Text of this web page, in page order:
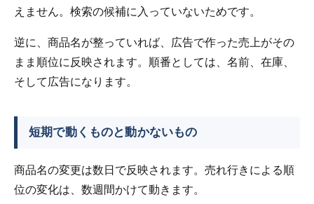
えません。検索の候補に入っていないためです。
逆に、商品名が整っていれば、広告で作った売上がその
まま順位に反映されます。順番としては、名前、在庫、
そして広告になります。
短期で動くものと動かないもの
商品名の変更は数日で反映されます。売れ行きによる順
位の変化は、数週間かけて動きます。